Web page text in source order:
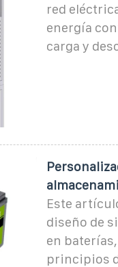
red
energía
carga y
Este
diseño de
en
principios